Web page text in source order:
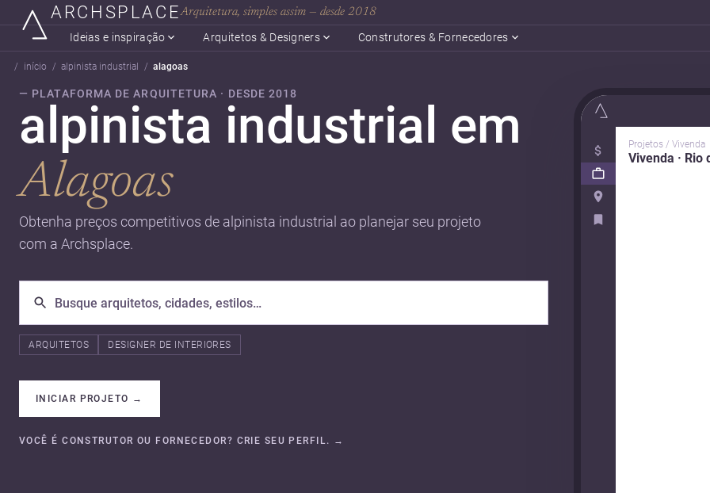
ARCHSPLACEArquitetura, simples assim — desde 2018
Ideias e inspiração Arquitetos & Designers Construtores & Fornecedores
início alpinista industrial alagoas
— PLATAFORMA DE ARQUITETURA · DESDE 2018
alpinista industrial em
Alagoas
Obtenha preços competitivos de alpinista industrial ao planejar seu projeto
com a Archsplace.
ARQUITETOS DESIGNER DE INTERIORES
INICIAR PROJETO →
VOCÊ É CONSTRUTOR OU FORNECEDOR? CRIE SEU PERFIL. →
Projetos / Vivenda
Vivenda · Rio